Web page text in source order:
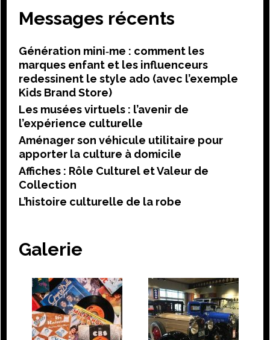
Messages récents
Génération mini‑me : comment les
marques enfant et les influenceurs
redessinent le style ado (avec l’exemple
Kids Brand Store)
Les musées virtuels : l’avenir de
l’expérience culturelle
Aménager son véhicule utilitaire pour
apporter la culture à domicile
Affiches : Rôle Culturel et Valeur de
Collection
L’histoire culturelle de la robe
Galerie